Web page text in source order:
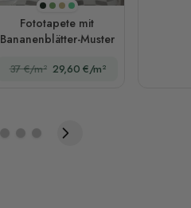
Dunkler Hintergrund
Original
Sepia
Grün
Fototapete mit
Bananenblätter-Muster
37 €/m² 29,60 €/m²